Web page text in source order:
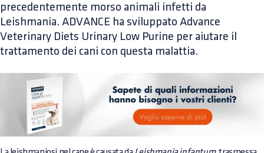
precedentemente morso animali infetti da
Leishmania. ADVANCE ha sviluppato Advance
Veterinary Diets Urinary Low Purine per aiutare il
trattamento dei cani con questa malattia.